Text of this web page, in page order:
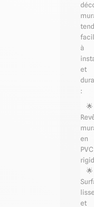
à
et
:
🌟
en
PVC
🌟
et